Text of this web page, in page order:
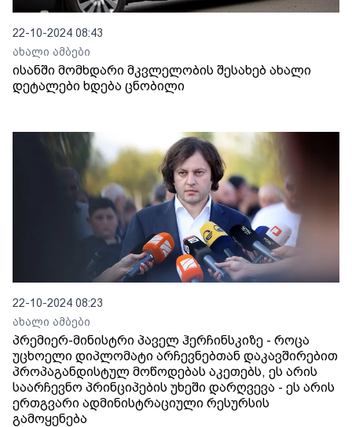
22-10-2024 08:43
ახალი ამბები
ისანში მომხდარი მკვლელობის შესახებ ახალი
დეტალები ხდება ცნობილი
22-10-2024 08:23
ახალი ამბები
პრემიერ-მინისტრი პაველ ჰერჩინსკიზე - როცა
უცხოელი დიპლომატი არჩევნებთან დაკავშირებით
პროპაგანდისტულ მოწოდებას აკეთებს, ეს არის
საარჩევნო პრინციპების უხეში დარღვევა - ეს არის
ერთგვარი ადმინისტრაციული რესურსის
გამოყენება